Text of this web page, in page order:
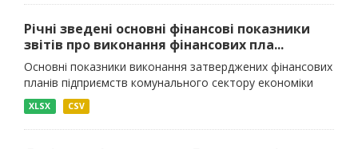
Річні зведені основні фінансові показники
звітів про виконання фінансових пла...
Основні показники виконання затверджених фінансових
планів підприємств комунального сектору економіки
XLSX CSV